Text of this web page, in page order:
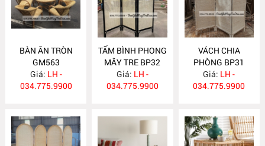
BÀN ĂN TRÒN
GM563
Giá: LH -
034.775.9900
TẤM BÌNH PHONG
MÂY TRE BP32
Giá: LH -
034.775.9900
VÁCH CHIA
PHÒNG BP31
Giá: LH -
034.775.9900